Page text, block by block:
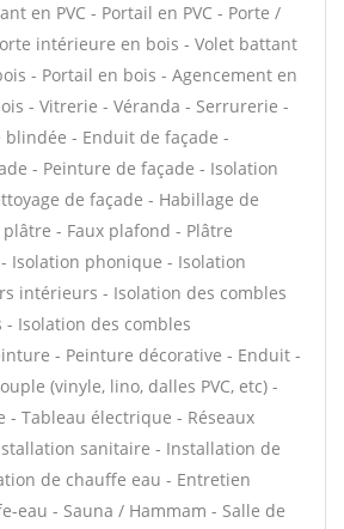
en PVC - Portail en PVC - Porte /
intérieure en bois - Volet battant
- Portail en bois - Agencement en
- Vitrerie - Véranda - Serrurerie -
blindée - Enduit de façade -
- Peinture de façade - Isolation
de façade - Habillage de
- Faux plafond - Plâtre
Isolation phonique - Isolation
intérieurs - Isolation des combles
- Isolation des combles
- Peinture décorative - Enduit -
(vinyle, lino, dalles PVC, etc) -
- Tableau électrique - Réseaux
sanitaire - Installation de
de chauffe eau - Entretien
eau - Sauna / Hammam - Salle de